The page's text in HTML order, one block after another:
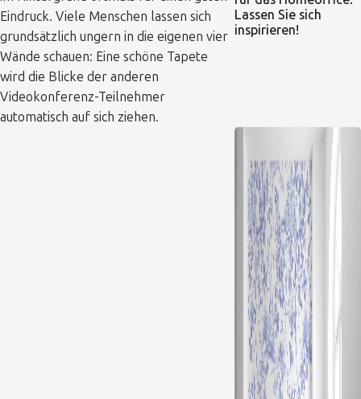
Eindruck. Viele Menschen lassen sich
grundsätzlich ungern in die eigenen vier
Wände schauen: Eine schöne Tapete
wird die Blicke der anderen
Videokonferenz-Teilnehmer
automatisch auf sich ziehen.
Lassen Sie sich
inspirieren!